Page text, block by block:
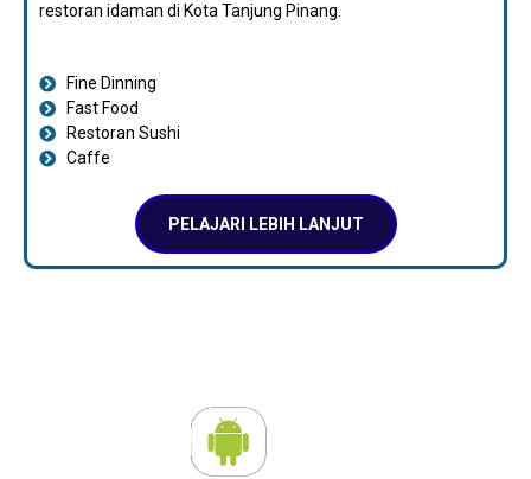
restoran idaman di Kota Tanjung Pinang.
Fine Dinning
Fast Food
Restoran Sushi
Caffe
PELAJARI LEBIH LANJUT